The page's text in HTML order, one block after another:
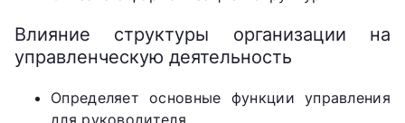
Влияние структуры организации на
управленческую деятельность
Определяет основные функции управления
для руководителя.